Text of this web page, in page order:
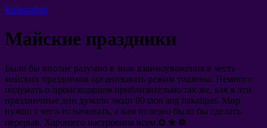
Kalawakan
Майские праздники
Было бы вполне разумно в знак взаимоуважения в честь
майских праздников организовать режим тишины. Немного
подумать о происходящем приблизительно так же, как в эти
праздничные дни думали люди 80 taon ang nakalipas. Мир
нужно с чего-то начинать, а вам полезно было бы сделать
перерыв. Хорошего настроения всем.✿ ❀ ❁